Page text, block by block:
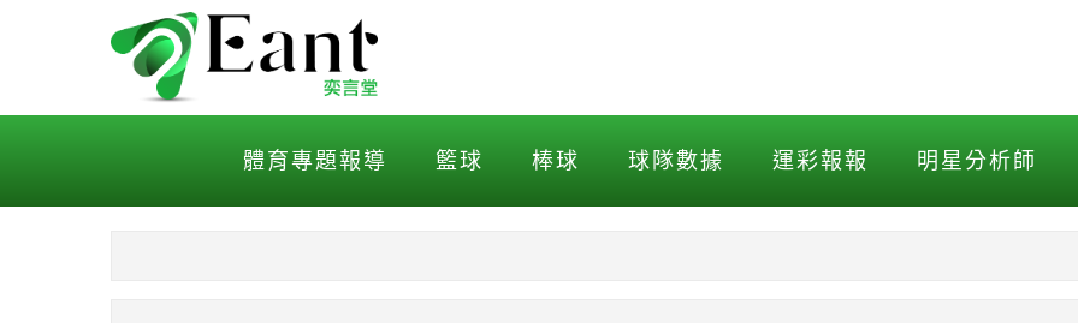
C羅遛娃未戴口罩被罵畜生！遭反嗆後回應：對不起被盜
體育專題報導 籃球 棒球 球隊數據 運彩報報 明星分析師